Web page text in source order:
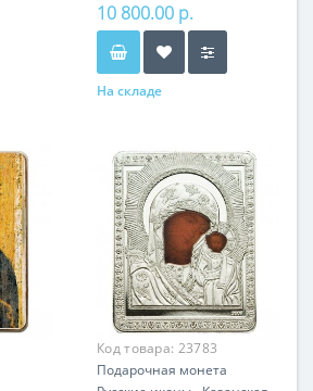
10 800.00 р.
На складе
Код товара: 23783
Подарочная монета